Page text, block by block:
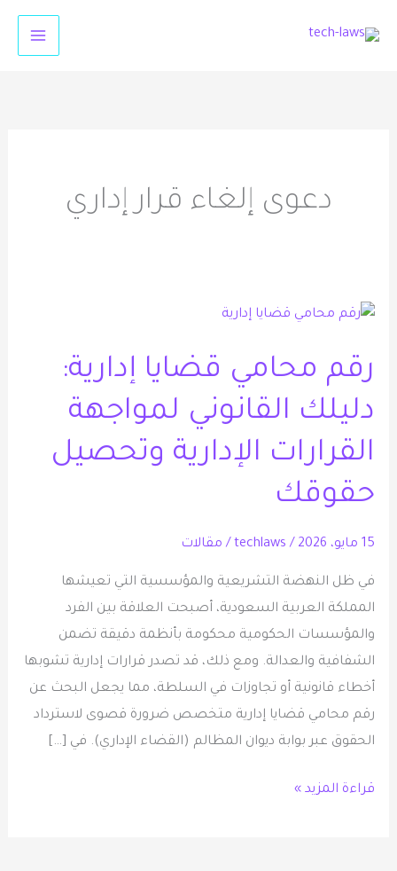
دعوى إلغاء قرار إداري
رقم محامي قضايا إدارية:
دليلك القانوني لمواجهة
القرارات الإدارية وتحصيل
حقوقك
15 مايو، 2026 /
techlaws
/ مقالات
في ظل النهضة التشريعية والمؤسسية التي تعيشها
المملكة العربية السعودية، أصبحت العلاقة بين الفرد
والمؤسسات الحكومية محكومة بأنظمة دقيقة تضمن
الشفافية والعدالة. ومع ذلك، قد تصدر قرارات إدارية تشوبها
أخطاء قانونية أو تجاوزات في السلطة، مما يجعل البحث عن
رقم محامي قضايا إدارية متخصص ضرورة قصوى لاسترداد
الحقوق عبر بوابة ديوان المظالم (القضاء الإداري). في […]
رقم
قضايا
دليلك
القانوني
القرارات
وتحصيل
حقوقك
قراءة المزيد »